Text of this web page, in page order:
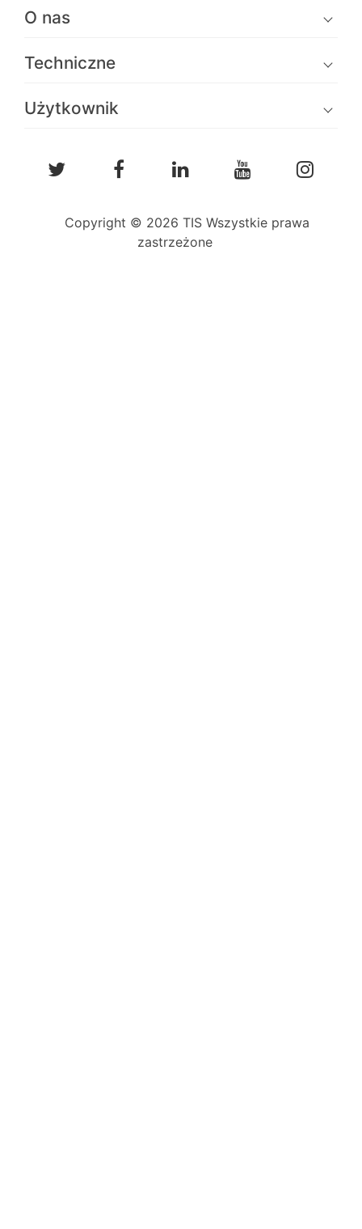
O nas
Techniczne
Użytkownik
Copyright © 2026 TIS Wszystkie prawa
zastrzeżone